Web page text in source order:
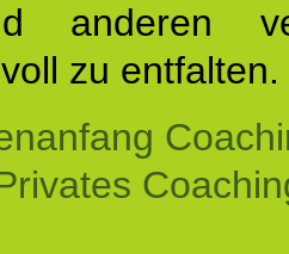
anderen
zu entfalten.